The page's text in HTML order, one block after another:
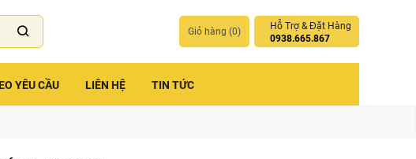
Giỏ hàng (0)
Hỗ Trợ & Đặt Hàng
0938.665.867
YÊU CẦU LIÊN HỆ TIN TỨC